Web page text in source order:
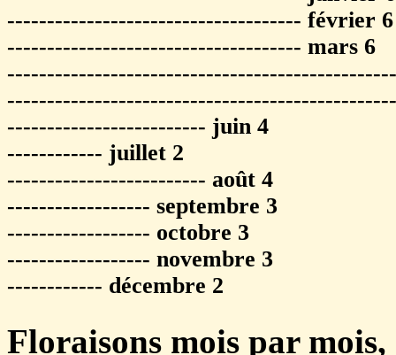
------------------------------------- février 6
------------------------------------- mars 6
------------------------- juin 4
------------ juillet 2
------------------------- août 4
------------------ septembre 3
------------------ octobre 3
------------------ novembre 3
------------ décembre 2
Floraisons mois par mois,